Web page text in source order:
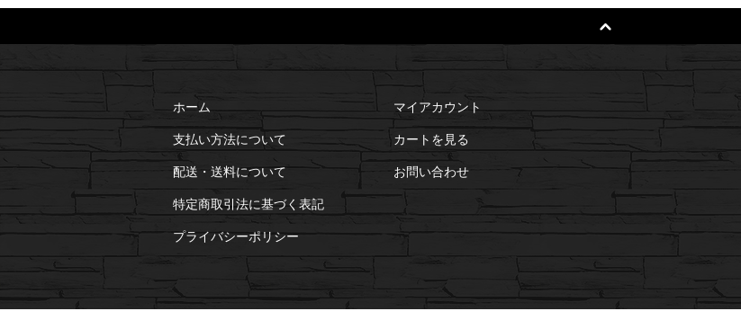
ホーム
支払い方法について
配送・送料について
特定商取引法に基づく表記
プライバシーポリシー
マイアカウント
カートを見る
お問い合わせ